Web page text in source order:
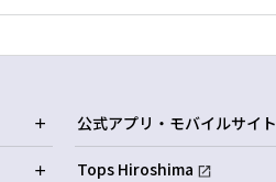
公式アプリ・モバイルサイト
Tops Hiroshima